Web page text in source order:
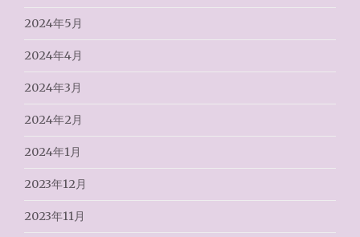
2024年5月
2024年4月
2024年3月
2024年2月
2024年1月
2023年12月
2023年11月